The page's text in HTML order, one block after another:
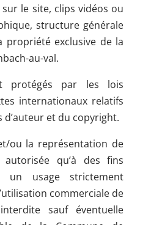
le site, clips vidéos ou
structure générale
exclusive de la
au-val.
protégés par les lois
internationaux relatifs
et du copyright.
ou la représentation de
autorisée qu’à des fins
un usage strictement
commerciale de
sauf éventuelle